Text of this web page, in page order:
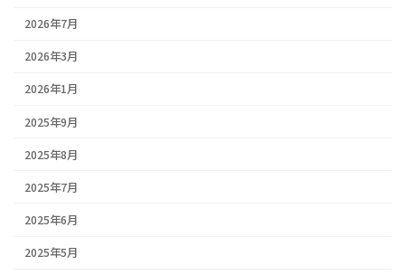
2026年7月
2026年3月
2026年1月
2025年9月
2025年8月
2025年7月
2025年6月
2025年5月